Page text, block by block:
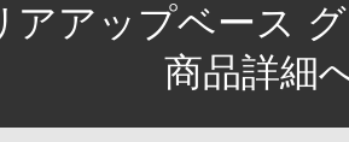
アアップベース
商品詳細